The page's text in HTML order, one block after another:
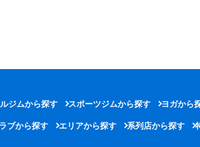
ジムから探す スポーツジムから探す ヨガから
ブから探す エリアから探す 系列店から探す